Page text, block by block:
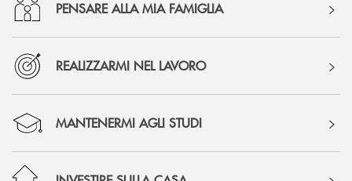
PENSARE ALLA MIA FAMIGLIA
REALIZZARMI NEL LAVORO
MANTENERMI AGLI STUDI